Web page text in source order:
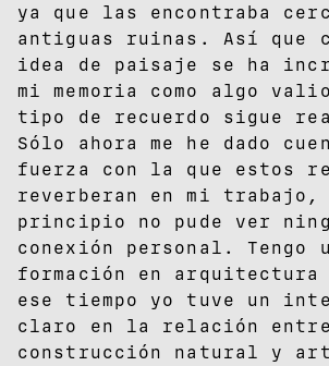
ya que las encontraba
antiguas ruinas. Así que
idea de paisaje se ha
mi memoria como algo
tipo de recuerdo sigue
Sólo ahora me he dado
fuerza con la que estos
reverberan en mi trabajo,
principio no pude ver
conexión personal. Tengo
formación en arquitectura
ese tiempo yo tuve un
claro en la relación
construcción natural y